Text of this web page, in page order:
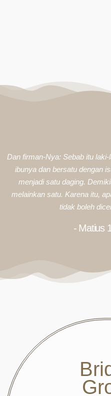
Dan firman-Nya: Sebab itu
ibunya dan bersatu dengan
menjadi satu daging.
melainkan satu. Karena itu,
tidak boleh
- Matius